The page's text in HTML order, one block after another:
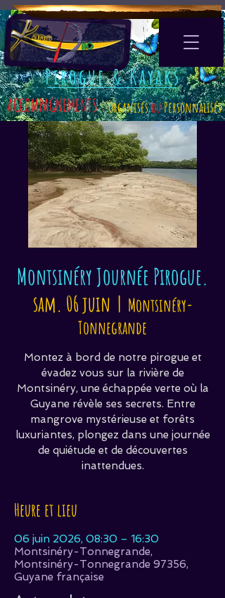
ACCOMPAGNEMENTS :OrganisésouPersonnalisés
Pirogue & Kayaks
Montsinéry Journée Pirogue.
sam. 06 juin
  |
Montsinéry-
Tonnegrande
Montez à bord de notre pirogue et
évadez vous sur la rivière de
Montsinéry, une échappée verte où la
Guyane révèle ses secrets. Entre
mangrove mystérieuse et forêts
luxuriantes, plongez dans une journée
de quiétude et de découvertes
inattendues.
Heure et lieu
06 juin 2026, 08:30 – 16:30
Montsinéry-Tonnegrande,
Montsinéry-Tonnegrande 97356,
Guyane française